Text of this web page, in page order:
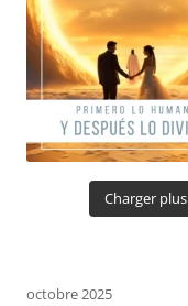
Charger plus
octobre 2025